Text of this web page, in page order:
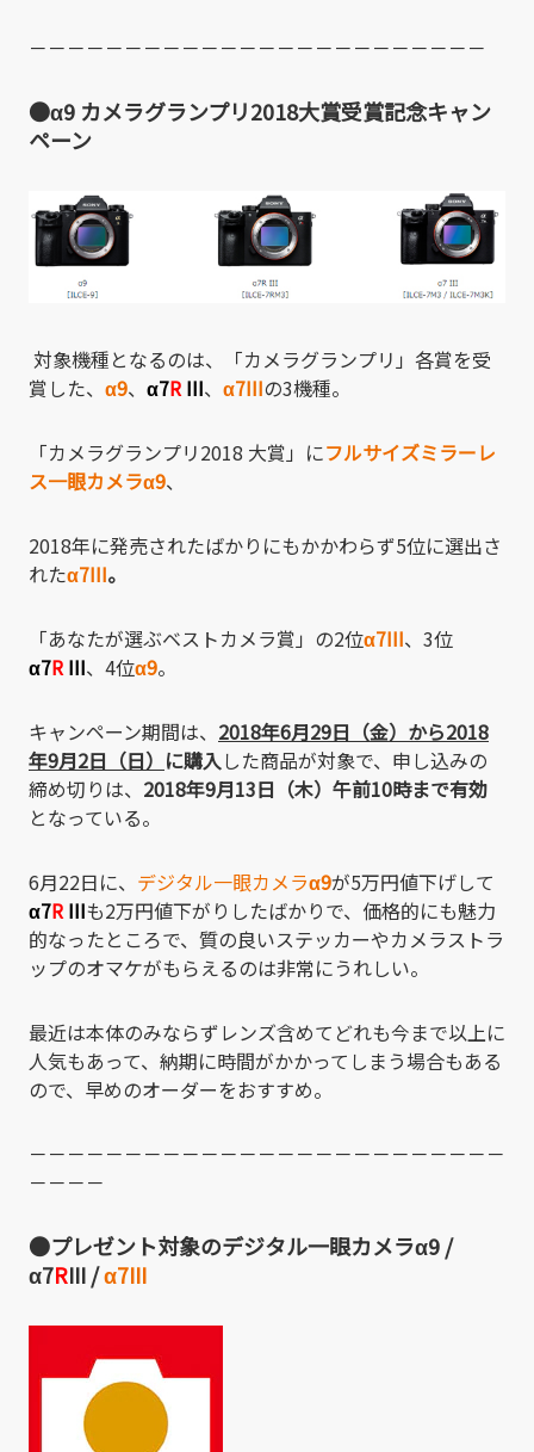
－－－－－－－－－－－－－－－－－－－－－－－－
●α9 カメラグランプリ2018大賞受賞記念キャン
ペーン
対象機種となるのは、「カメラグランプリ」各賞を受
賞した、 α9、 α7RIII、 α7IIIの3機種。
「カメラグランプリ2018 大賞」にフルサイズミラーレ
ス一眼カメラα9、
2018年に発売されたばかりにもかかわらず5位に選出さ
れたα7III。
「あなたが選ぶベストカメラ賞」の2位α7III、3位
α7RIII、4位α9。
キャンペーン期間は、 2018年6月29日（金）から2018
年9月2日（日） に購入した商品が対象で、申し込みの
締め切りは、 2018年9月13日（木）午前10時まで有効
となっている。
6月22日に、 デジタル一眼カメラα9が5万円値下げして
α7RIIIも2万円値下がりしたばかりで、価格的にも魅力
的なったところで、質の良いステッカーやカメラストラ
ップのオマケがもらえるのは非常にうれしい。
最近は本体のみならずレンズ含めてどれも今まで以上に
人気もあって、納期に時間がかかってしまう場合もある
ので、早めのオーダーをおすすめ。
－－－－－－－－－－－－－－－－－－－－－－－－－
－－－－
●プレゼント対象のデジタル一眼カメラα9 /
α7RIII /α7III